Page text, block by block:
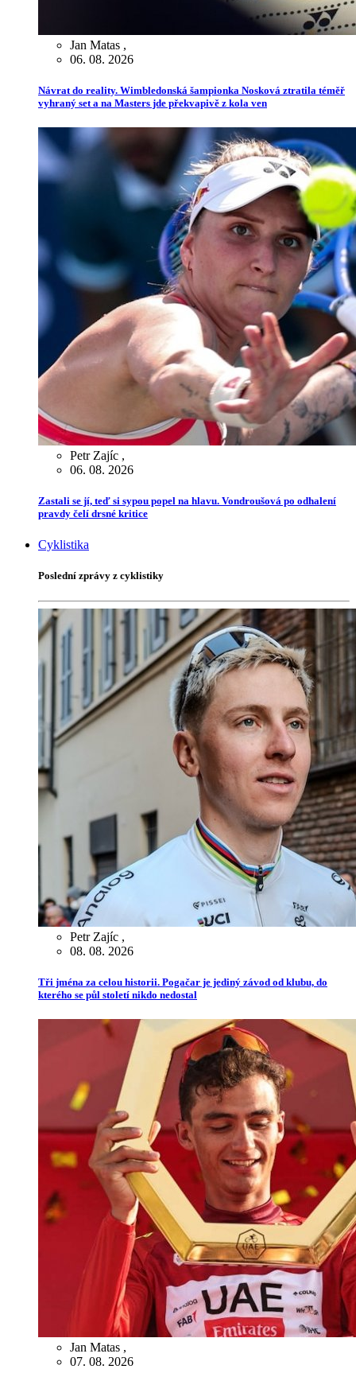
Jan Matas ,
06. 08. 2026
Návrat do reality. Wimbledonská šampionka Nosková ztratila téměř
vyhraný set a na Masters jde překvapivě z kola ven
Petr Zajíc ,
06. 08. 2026
Zastali se jí, teď si sypou popel na hlavu. Vondroušová po odhalení
pravdy čelí drsné kritice
Cyklistika
Poslední zprávy z cyklistiky
Petr Zajíc ,
08. 08. 2026
Tři jména za celou historii. Pogačar je jediný závod od klubu, do
kterého se půl století nikdo nedostal
Jan Matas ,
07. 08. 2026